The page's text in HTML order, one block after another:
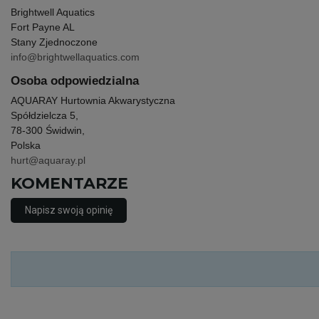
Brightwell Aquatics
Fort Payne AL
Stany Zjednoczone
info@brightwellaquatics.com
Osoba odpowiedzialna
AQUARAY Hurtownia Akwarystyczna
Spółdzielcza 5,
78-300 Świdwin,
Polska
hurt@aquaray.pl
KOMENTARZE
Napisz swoją opinię